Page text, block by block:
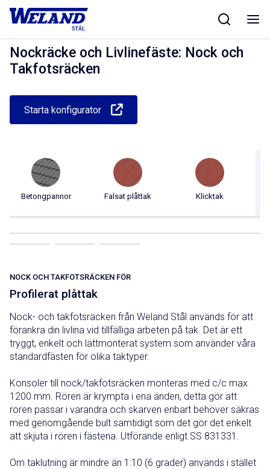
Skip
Hem/Produkter/Taksäkerhet /Nock och
Takfotsräcken
Nockräcke och Livlinefäste: Nock och
Takfotsräcken
Starta konfigurator
Betongpannor Falsat plåttak Klicktak
NOCK OCH TAKFOTSRÄCKEN FÖR
Profilerat plåttak
Nock- och takfotsräcken från Weland Stål används för att
förankra din livlina vid tillfälliga arbeten på tak. Det är ett
tryggt, enkelt och lättmonterat system som använder våra
standardfästen för olika taktyper.
Konsoler till nock/takfotsräcken monteras med c/c max
1200 mm. Rören är krympta i ena änden, detta gör att
rören passar i varandra och skarven enbart behöver säkras
med genomgående bult samtidigt som det gör det enkelt
att skjuta i rören i fästena. Utförande enligt SS 831331.
Om taklutning är mindre än 1:10 (6 grader) används i stället